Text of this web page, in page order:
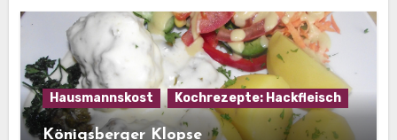
Hausmannskost Kochrezepte: Hackfleisch
Königsberger Klopse